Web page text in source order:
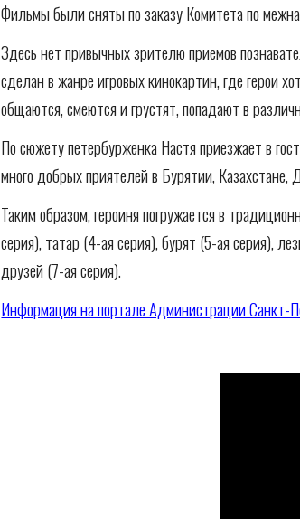
Фильмы были сняты по заказу Комитета по
Здесь нет привычных зрителю приемов
сделан в жанре игровых кинокартин, где герои
общаются, смеются и грустят, попадают в
По сюжету петербурженка Настя приезжает в
много добрых приятелей в Бурятии,
Таким образом, героиня погружается в
серия), татар (4-ая серия), бурят (5-ая серия),
друзей (7-ая серия).
Информация на портале Администрации Санкт-